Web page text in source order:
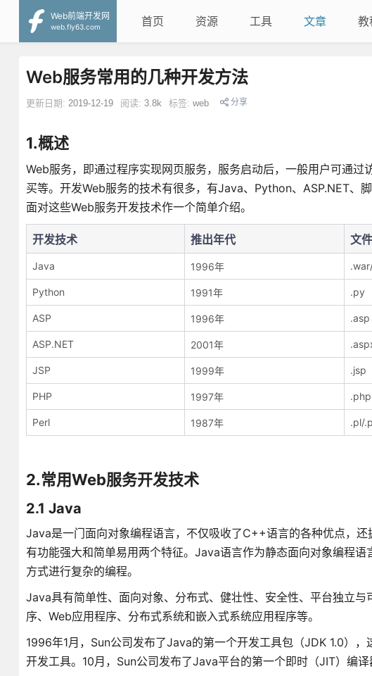
Web前端开发网
web.fly63.com
首页 资源 工具 文章 教
Web服务常用的几种开发方法
更新日期: 2019-12-19 阅读: 3.8k 标签: web 分享
1.概述
Web服务，即通过程序实现网页服务，服务启动后，一般用户可通
买等。开发Web服务的技术有很多，有Java、Python、ASP.NET、
面对这些Web服务开发技术作一个简单介绍。
开发技术 推出年代 文
Java 1996年
Python 1991年 .py
ASP 1996年 .asp
ASP.NET 2001年
JSP 1999年 .jsp
PHP 1997年 .php
Perl 1987年 .pl/
2.常用Web服务开发技术
2.1 Java
Java是一门面向对象编程语言，不仅吸收了C++语言的各种优点，
有功能强大和简单易用两个特征。Java语言作为静态面向对象编程
方式进行复杂的编程。
Java具有简单性、面向对象、分布式、健壮性、安全性、平台独立
序、Web应用程序、分布式系统和嵌入式系统应用程序等。
1996年1月，Sun公司发布了Java的第一个开发工具包（JDK 1.0）
开发工具。10月，Sun公司发布了Java平台的第一个即时（JIT）编译